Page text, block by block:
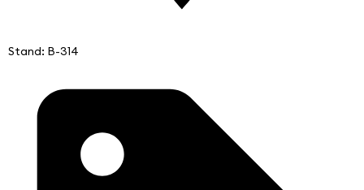
Stand: B-314